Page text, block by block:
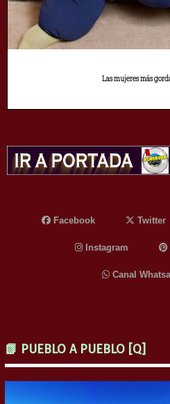
Las mujeres más
Facebook Twitter
Instagram
Canal
📗 PUEBLO A PUEBLO [Q]